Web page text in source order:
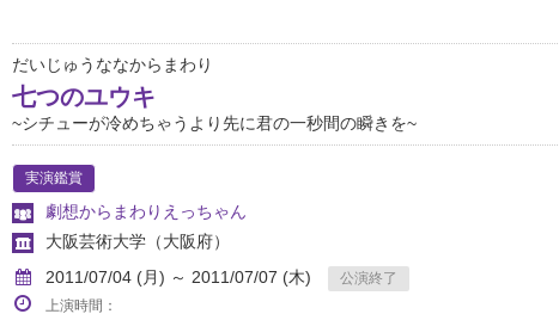
だいじゅうななからまわり
七つのユウキ
~シチューが冷めちゃうより先に君の一秒間の瞬きを~
実演鑑賞
劇想からまわりえっちゃん
大阪芸術大学 （大阪府）
2011/07/04 (月) ～ 2011/07/07 (木)
公演終了
上演時間：